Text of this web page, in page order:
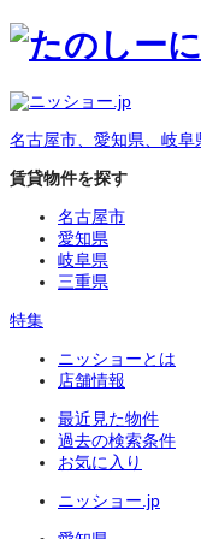
名古屋市、愛知県、岐
賃貸物件を探す
名古屋市
愛知県
岐阜県
三重県
特集
ニッショーとは
店舗情報
最近見た物件
過去の検索条件
お気に入り
ニッショー.jp